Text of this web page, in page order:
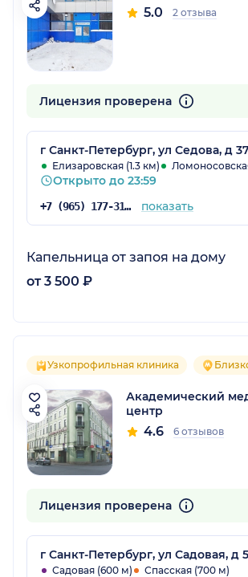
5.0 2 отзыва
Лицензия проверена
г Санкт-Петербург, ул Седова, д 37
Елизаровская (1.3 км)
Открыто до 23:59
+7 (965) 177-31-35 показать
Капельница от запоя на дому
от 3 500 ₽
Узкопрофильная клиника
Академический
центр
4.6 6 отзывов
Лицензия проверена
г Санкт-Петербург, ул Садовая, д
Садовая (600 м)
Спасская (700 м)